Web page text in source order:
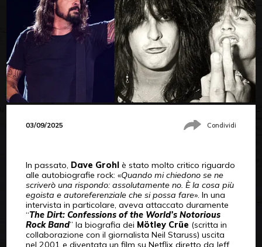
03/09/2025 Condividi
In passato, Dave Grohl è stato molto critico riguardo
alle autobiografie rock: «Quando mi chiedono se ne
scriverò una rispondo: assolutamente no. È la cosa più
egoista e autoreferenziale che si possa fare». In una
intervista in particolare, aveva attaccato duramente
“The Dirt: Confessions of the World’s Notorious
Rock Band” la biografia dei Mötley Crüe (scritta in
collaborazione con il giornalista Neil Staruss) uscita